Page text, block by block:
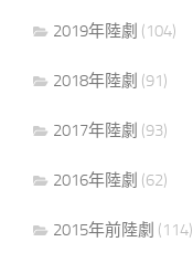
2019年陸劇 (104)
2018年陸劇 (91)
2017年陸劇 (93)
2016年陸劇 (62)
2015年前陸劇 (114)